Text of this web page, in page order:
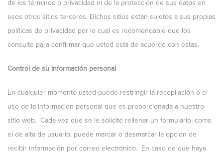
de los términos o privacidad ni de la protección de sus datos en
esos otros sitios terceros. Dichos sitios están sujetos a sus propias
políticas de privacidad por lo cual es recomendable que los
consulte para confirmar que usted está de acuerdo con estas.
Control de su información personal
En cualquier momento usted puede restringir la recopilación o el
uso de la información personal que es proporcionada a nuestro
sitio web. Cada vez que se le solicite rellenar un formulario, como
el de alta de usuario, puede marcar o desmarcar la opción de
recibir información por correo electrónico. En caso de que haya